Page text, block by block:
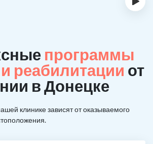
программы
реабилитации от
в Донецке
клинике зависят от оказываемого